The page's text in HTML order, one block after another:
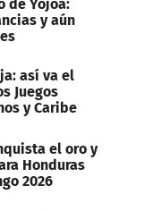
de Yojoa:
y aún
así va el
Juegos
y Caribe
el oro y
Honduras
2026